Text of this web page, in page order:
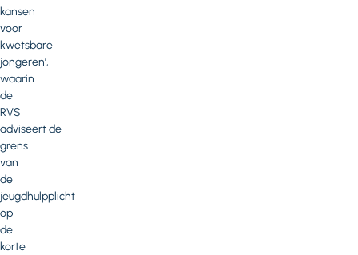
kansen
voor
kwetsbare
jongeren’,
waarin
de
RVS
adviseert de
grens
van
de
jeugdhulpplicht
op
de
korte